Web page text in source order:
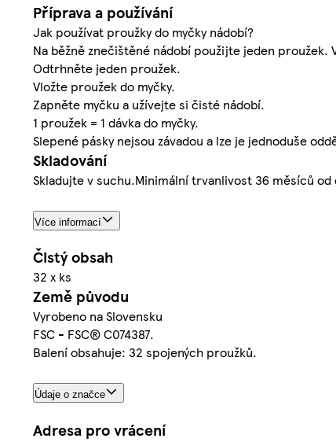
Příprava a používání
Jak používat proužky do myčky nádobí?
Na běžně znečištěné nádobí použijte jeden
Odtrhněte jeden proužek.
Vložte proužek do myčky.
Zapněte myčku a užívejte si čisté nádobí.
1 proužek = 1 dávka do myčky.
Slepené pásky nejsou závadou a lze je jednoduše
Skladování
Skladujte v suchu.Minimální trvanlivost 36 měsíců od
Více informací
Čistý obsah
32 x ks
Země původu
Vyrobeno na Slovensku
FSC - FSC® C074387.
Balení obsahuje: 32 spojených proužků.
Údaje o značce
Adresa pro vrácení